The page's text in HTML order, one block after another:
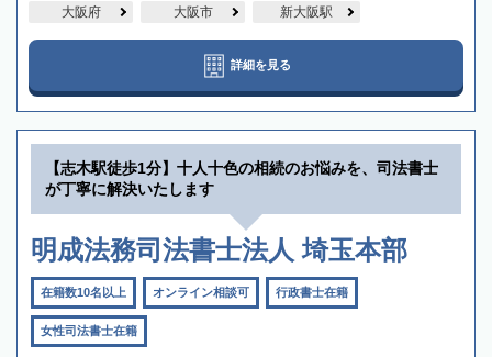
大阪府 大阪市 新大阪駅
詳細を見る
【志木駅徒歩1分】十人十色の相続のお悩みを、司法書士
が丁寧に解決いたします
明成法務司法書士法人 埼玉本部
在籍数10名以上 オンライン相談可 行政書士在籍
女性司法書士在籍